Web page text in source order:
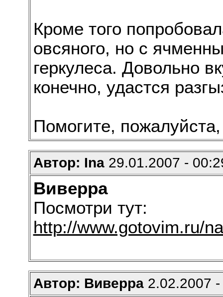
Кроме того
овсяного, но с
геркулеса. Довольно
конечно, удастся
Помогите,
Автор: Ina29.01.2007 -
Виверра
Посмотри тут:
http://www.gotovim.ru/
Автор: Виверра2.02.2007 -